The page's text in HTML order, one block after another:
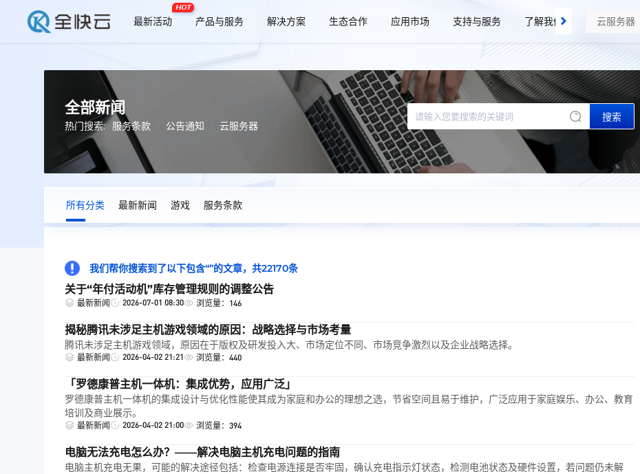
最新活动
HOT
产品与服务 解决方案 生态合作 应用市场 支持与服务
了解我们
全部新闻
热门搜索: 服务条款 公告通知 云服务器
搜索
所有分类 最新新闻 游戏 服务条款
我们帮你搜索到了以下包含“”的文章，共22170条
关于“年付活动机”库存管理规则的调整公告
最新新闻 2026-07-01 08:30 浏览量：146
揭秘腾讯未涉足主机游戏领域的原因：战略选择与市场考量
腾讯未涉足主机游戏领域，原因在于版权及研发投入大、市场定位不同、市场竞争激烈以及企业战略选择。
最新新闻 2026-04-02 21:21 浏览量：440
「罗德康普主机一体机：集成优势，应用广泛」
罗德康普主机一体机的集成设计与优化性能使其成为家庭和办公的理想之选，节省空间且易于维护，广泛应用于家庭娱乐、办公、教育
培训及商业展示。
最新新闻 2026-04-02 21:00 浏览量：394
电脑无法充电怎么办？——解决电脑主机充电问题的指南
电脑主机充电无果，可能的解决途径包括：检查电源连接是否牢固，确认充电指示灯状态，检测电池状态及硬件设置，若问题仍未解